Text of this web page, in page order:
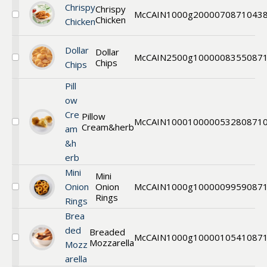
Välj
Chicken
Chrispy
Chicken
Chrispy
Chicken
McCAIN1000g200007
Välj
Chips
Dollar
Chips
Dollar
Chips
McCAIN2500g1000008355
Välj
C&H
Pill
ow
Cre
am
&h
erb
Pillow
Cream&herbMcCAIN10001000005328
Välj
Crispy
Mini
Onion
Rings
Mini
Onion
Rings
McCAIN1000g1000009959
Välj
Brea
ded
Mozz
arella
Breaded
MozzarellaMcCAIN1000g1000010541